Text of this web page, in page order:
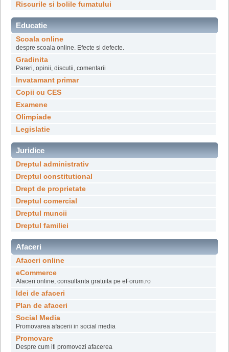
Riscurile si bolile fumatului
Educatie
Scoala online
despre scoala online. Efecte si defecte.
Gradinita
Pareri, opinii, discutii, comentarii
Invatamant primar
Copii cu CES
Examene
Olimpiade
Legislatie
Juridice
Dreptul administrativ
Dreptul constitutional
Drept de proprietate
Dreptul comercial
Dreptul muncii
Dreptul familiei
Afaceri
Afaceri online
eCommerce
Afaceri online, consultanta gratuita pe eForum.ro
Idei de afaceri
Plan de afaceri
Social Media
Promovarea afacerii in social media
Promovare
Despre cum iti promovezi afacerea